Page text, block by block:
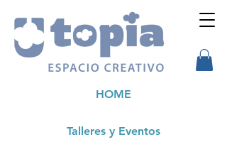
Talleres y Eventos
HOME